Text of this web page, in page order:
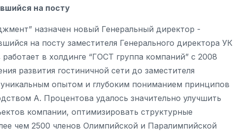
на посту
назначен новый Генеральный директор -
на посту заместителя Генерального директора УК
в холдинге “ГОСТ группа компаний” с 2008
развития гостиничной сети до заместителя
опытом и глубоким пониманием принципов
А. Процентова удалось значительно улучшить
компании, оптимизировать структурные
чем 2500 членов Олимпийской и Паралимпийской